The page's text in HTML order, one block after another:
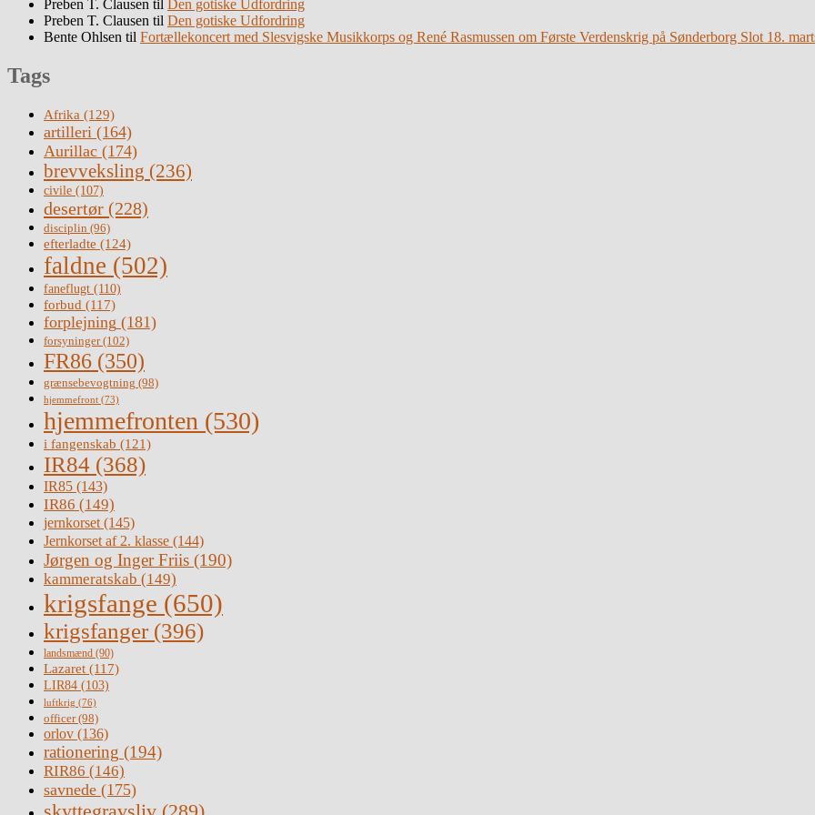
Preben T. Clausen til Den gotiske Udfordring
Preben T. Clausen til Den gotiske Udfordring
Bente Ohlsen til Fortællekoncert med Slesvigske Musikkorps og René Rasmussen om Første Verdenskrig på Sønderborg Slot 18.
Tags
Afrika (129)
artilleri (164)
Aurillac (174)
brevveksling (236)
civile (107)
desertør (228)
disciplin (96)
efterladte (124)
faldne (502)
faneflugt (110)
forbud (117)
forplejning (181)
forsyninger(102)
FR86 (350)
grænsebevogtning (98)
hjemmefront (73)
hjemmefronten (530)
i fangenskab (121)
IR84 (368)
IR85 (143)
IR86 (149)
jernkorset(145)
Jernkorset af 2. klasse (144)
Jørgen og Inger Friis (190)
kammeratskab (149)
krigsfange (650)
krigsfanger (396)
landsmænd (90)
Lazaret (117)
LIR84 (103)
luftkrig (76)
officer(98)
orlov (136)
rationering (194)
RIR86 (146)
savnede (175)